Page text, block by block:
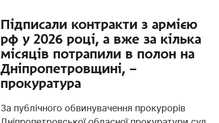
Підписали контракти з армією
рф у 2026 році, а вже за кілька
місяців потрапили в полон на
Дніпропетровщині, –
прокуратура
За публічного обвинувачення прокурорів